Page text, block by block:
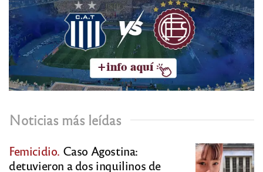
Noticias más leídas
Femicidio. Caso Agostina:
detuvieron a dos inquilinos de